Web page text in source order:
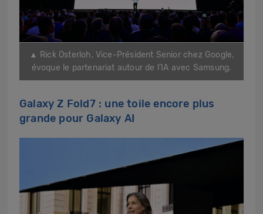
▲ Rick Osterloh, Vice-Président Senior chez Google,
évoque le partenariat autour de l’IA avec Samsung.
Galaxy Z Fold7 : une toile encore plus
grande pour Galaxy AI